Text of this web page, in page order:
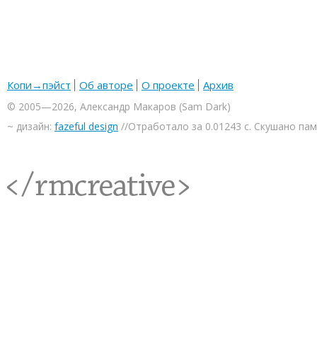
Копи→пэйст Об авторе О проекте Архив
© 2005—2026, Александр Макаров (Sam Dark)
~ дизайн: fazeful design //Отработало за 0.01243 с. Скушано
<rmcreative/>